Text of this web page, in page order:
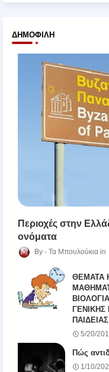
ΔΗΜΟΦΙΛΉ
Περιοχές στην
ονόματα
Τα Μπουλούκια
ΘΕΜΑΤΑ
ΓΕΝΙΚΗΣ
ΠΑΙΔΕΙΑΣ
5/20/
Πώς
1/10/